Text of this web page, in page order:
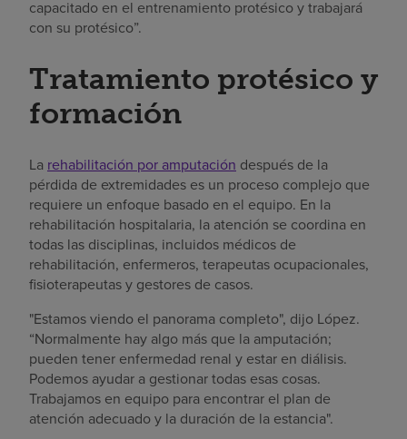
capacitado en el entrenamiento protésico y trabajará
con su protésico”.
Tratamiento protésico y
formación
La rehabilitación por amputación después de la
pérdida de extremidades es un proceso complejo que
requiere un enfoque basado en el equipo. En la
rehabilitación hospitalaria, la atención se coordina en
todas las disciplinas, incluidos médicos de
rehabilitación, enfermeros, terapeutas ocupacionales,
fisioterapeutas y gestores de casos.
"Estamos viendo el panorama completo", dijo López.
“Normalmente hay algo más que la amputación;
pueden tener enfermedad renal y estar en diálisis.
Podemos ayudar a gestionar todas esas cosas.
Trabajamos en equipo para encontrar el plan de
atención adecuado y la duración de la estancia".